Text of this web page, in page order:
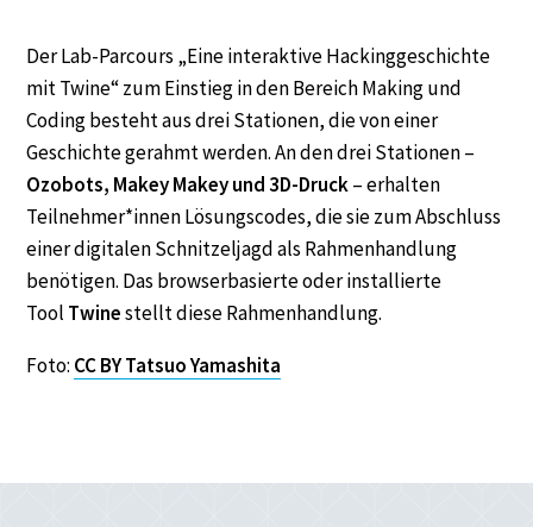
Der Lab-Parcours „Eine interaktive Hackinggeschichte
mit Twine“ zum Einstieg in den Bereich Making und
Coding besteht aus drei Stationen, die von einer
Geschichte gerahmt werden. An den drei Stationen –
Ozobots, Makey Makey und 3D-Druck– erhalten
Teilnehmer*innen Lösungscodes, die sie zum Abschluss
einer digitalen Schnitzeljagd als Rahmenhandlung
benötigen. Das browserbasierte oder installierte
Tool Twinestellt diese Rahmenhandlung.
Foto: CC BYTatsuoYamashita